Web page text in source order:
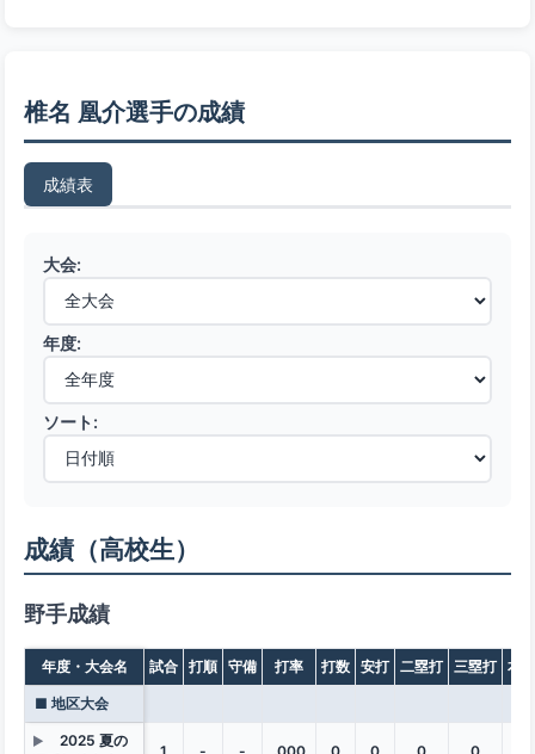
椎名 凰介選手の成績
成績表
大会:
年度:
ソート:
成績（高校生）
野手成績
年度・大会名 試合 打順 守備 打率 打数 安打 二塁打 三塁打 本
■ 地区大会
▶
2025 夏の